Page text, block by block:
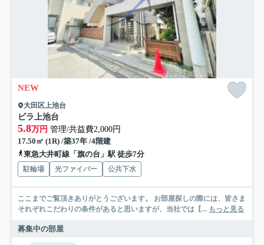
NEW
大田区上池台
ビラ上池台
5.8万円 管理/共益費2,000円
17.50㎡ (1R) /築37年 /4階建
東急大井町線「旗の台」駅 徒歩7分
駐輪場 光ファイバー 公共下水
ここまでご覧頂きありがとうございます。 お部屋探しの際には、皆さま
それぞれこだわりの条件があると思いますが、当社では【... もっと見る
募集中の部屋